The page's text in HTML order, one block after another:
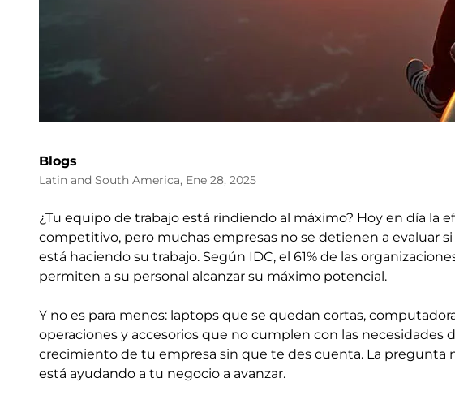
Blogs
Latin and South America, Ene 28, 2025
¿Tu equipo de trabajo está rindiendo al máximo? Hoy en día la
competitivo, pero muchas empresas no se detienen a evaluar
está haciendo su trabajo. Según IDC, el 61% de las
permiten a su personal alcanzar su máximo potencial.
Y no es para menos: laptops que se quedan cortas,
operaciones y accesorios que no cumplen con las necesidades
crecimiento de tu empresa sin que te des cuenta. La pregunta
está ayudando a tu negocio a avanzar.